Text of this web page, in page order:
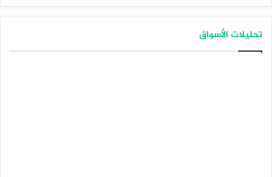
تحليلات الأسواق